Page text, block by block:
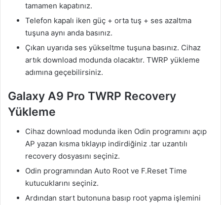
tamamen kapatınız.
Telefon kapalı iken güç + orta tuş + ses azaltma
tuşuna aynı anda basınız.
Çıkan uyarıda ses yükseltme tuşuna basınız. Cihaz
artık download modunda olacaktır. TWRP yükleme
adımına geçebilirsiniz.
Galaxy A9 Pro TWRP Recovery
Yükleme
Cihaz download modunda iken Odin programını açıp
AP yazan kısma tıklayıp indirdiğiniz .tar uzantılı
recovery dosyasını seçiniz.
Odin programından Auto Root ve F.Reset Time
kutucuklarını seçiniz.
Ardından start butonuna basıp root yapma işlemini